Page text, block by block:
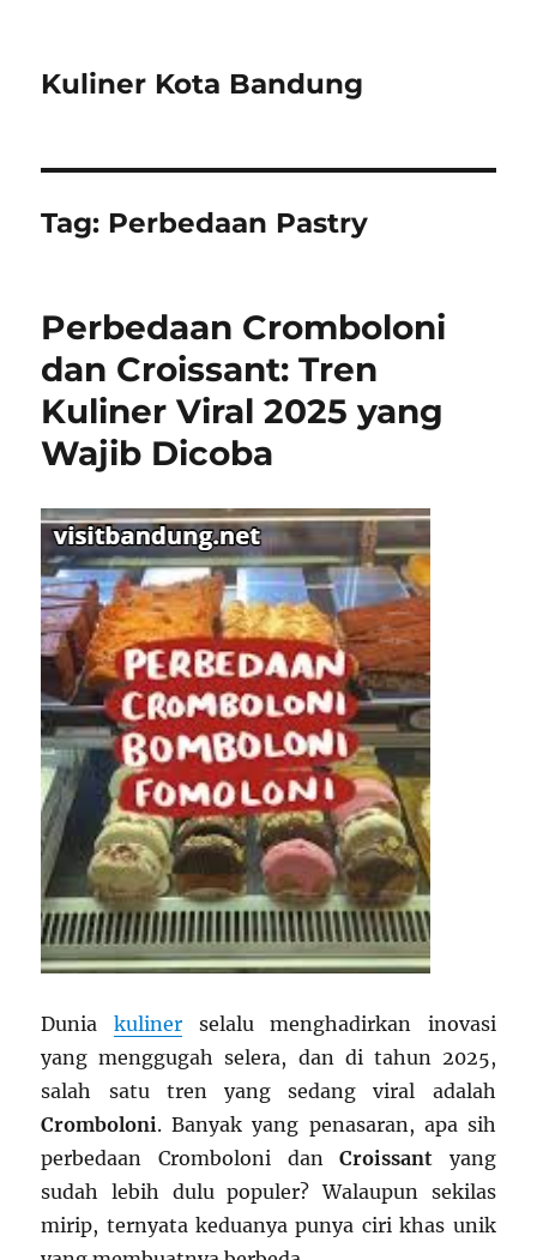
Kuliner Kota Bandung
Tag: Perbedaan Pastry
Perbedaan Cromboloni
dan Croissant: Tren
Kuliner Viral 2025 yang
Wajib Dicoba
Dunia kulinerselalu menghadirkan inovasi
yang menggugah selera, dan di tahun 2025,
salah satu tren yang sedang viral adalah
Cromboloni. Banyak yang penasaran, apa sih
perbedaan Cromboloni danCroissant yang
sudah lebih dulu populer? Walaupun sekilas
mirip, ternyata keduanya punya ciri khas unik